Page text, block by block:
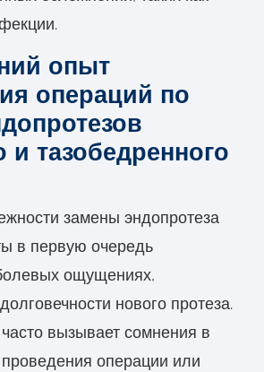
опыт
операций по
и тазобедренного
замены эндопротеза
в первую очередь
ощущениях,
нового протеза.
вызывает сомнения в
операции или